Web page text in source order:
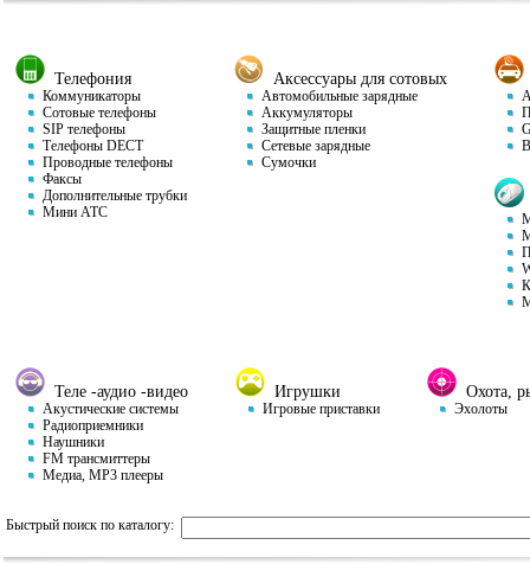
Телефония
Коммуникаторы
Сотовые телефоны
SIP телефоны
Телефоны DECT
Проводные телефоны
Факсы
Дополнительные трубки
Мини АТС
Аксессуары для сотовых
Автомобильные зарядные
Аккумуляторы
Защитные пленки
Сетевые зарядные
Сумочки
Теле -аудио -видео
Акустические системы
Радиоприемники
Наушники
FM трансмиттеры
Медиа, MP3 плееры
Игрушки
Игровые приставки
Охота,
Эхолоты
Быстрый поиск по каталогу: